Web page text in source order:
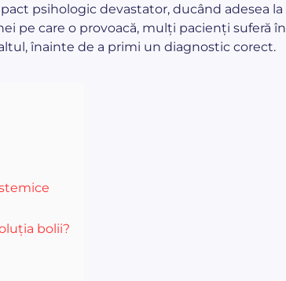
psihologic devastator, ducând adesea la
pe care o provoacă, mulți pacienți suferă în
înainte de a primi un diagnostic corect.
bolii?